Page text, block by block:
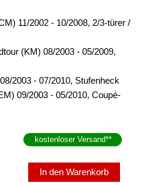
11/2002 - 10/2008, 2/3-türer /
(KM) 08/2003 - 05/2009,
2003 - 07/2010, Stufenheck
09/2003 - 05/2010, Coupé-
kostenloser Versand**
In den Warenkorb